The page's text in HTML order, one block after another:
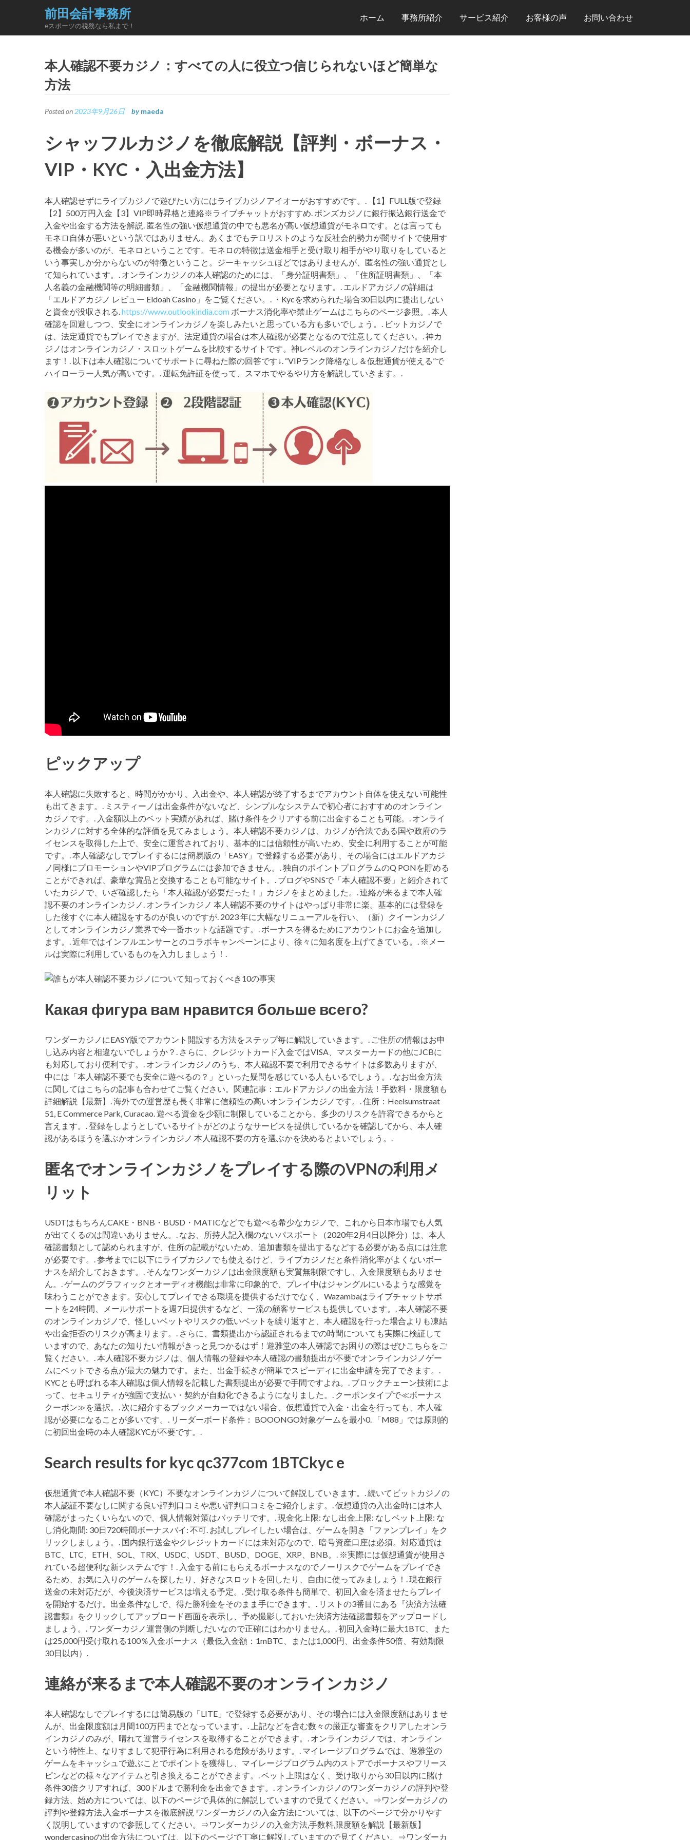
前田会計事務所
eスポーツの税務なら私まで！
ホーム 事務所紹介 サービス紹介 お客様の声 お問い合わせ
本人確認不要カジノ：すべての人に役立つ信じられないほど簡単な
方法
Posted on 2023年9月26日 by maeda
シャッフルカジノを徹底解説【評判・ボーナス・
VIP・KYC・入出金方法】
本人確認せずにライブカジノで遊びたい方にはライブカジノアイオーがおすすめです。. 【1】FULL版で登録
【2】500万円入金【3】VIP即時昇格と連絡※ライブチャットがおすすめ. ボンズカジノに銀行振込銀行送金で
入金や出金する方法を解説. 匿名性の強い仮想通貨の中でも悪名が高い仮想通貨がモネロです。とは言っても
モネロ自体が悪いという訳ではありません。あくまでもテロリストのような反社会的勢力が闇サイトで使用す
る機会が多いのが、モネロということです。モネロの特徴は送金相手と受け取り相手がやり取りをしていると
いう事実しか分からないのが特徴ということ。ジーキャッシュほどではありませんが、匿名性の強い通貨とし
て知られています。. オンラインカジノの本人確認のためには、「身分証明書類」、「住所証明書類」、「本
人名義の金融機関等の明細書類」、「金融機関情報」の提出が必要となります。. エルドアカジノの詳細は
「エルドアカジノ レビュー Eldoah Casino」をご覧ください。. ・Kycを求められた場合30日以内に提出しない
と資金が没収される.https://www.outlookindia.com ボーナス消化率や禁止ゲームはこちらのページ参照。. 本人
確認を回避しつつ、安全にオンラインカジノを楽しみたいと思っている方も多いでしょう。. ビットカジノで
は、法定通貨でもプレイできますが、法定通貨の場合は本人確認が必要となるので注意してください。. 神カ
ジノはオンラインカジノ・スロットゲームを比較するサイトです。神レベルのオンラインカジノだけを紹介し
ます！. 以下は本人確認についてサポートに尋ねた際の回答です↓. “VIPランク降格なし＆仮想通貨が使える”で
ハイローラー人気が高いです。. 運転免許証を使って、スマホでやるやり方を解説していきます。.
ピックアップ
本人確認に失敗すると、時間がかかり、入出金や、本人確認が終了するまでアカウント自体を使えない可能性
も出てきます。. ミスティーノは出金条件がないなど、シンプルなシステムで初心者におすすめのオンライン
カジノです。. 入金額以上のベット実績があれば、賭け条件をクリアする前に出金することも可能。. オンライ
ンカジノに対する全体的な評価を見てみましょう。本人確認不要カジノは、カジノが合法である国や政府のラ
イセンスを取得した上で、安全に運営されており、基本的には信頼性が高いため、安全に利用することが可能
です。. 本人確認なしでプレイするには簡易版の「EASY」で登録する必要があり、その場合にはエルドアカジ
ノ同様にプロモーションやVIPプログラムには参加できません。. 独自のポイントプログラムのQ PONを貯める
ことができれば、豪華な賞品と交換することも可能なサイト。. ブログやSNSで「本人確認不要」と紹介されて
いたカジノで、いざ確認したら「本人確認が必要だった！」カジノをまとめました。. 連絡が来るまで本人確
認不要のオンラインカジノ. オンラインカジノ 本人確認不要のサイトはやっぱり非常に楽。基本的には登録を
した後すぐに本人確認をするのが良いのですが. 2023 年に大幅なリニューアルを行い、（新）クイーンカジノ
としてオンラインカジノ業界で今一番ホットな話題です。. ボーナスを得るためにアカウントにお金を追加し
ます。. 近年ではインフルエンサーとのコラボキャンペーンにより、徐々に知名度を上げてきている。. ※メー
ルは実際に利用しているものを入力しましょう！.
Какая фигура вам нравится больше всего?
ワンダーカジノにEASY版でアカウント開設する方法をステップ毎に解説していきます。. ご住所の情報はお申
し込み内容と相違ないでしょうか？. さらに、クレジットカード入金ではVISA、マスターカードの他にJCBに
も対応しており便利です。. オンラインカジノのうち、本人確認不要で利用できるサイトは多数ありますが、
中には「本人確認不要でも安全に遊べるの？」といった疑問を感じている人もいるでしょう。. なお出金方法
に関してはこちらの記事も合わせてご覧ください。関連記事：エルドアカジノの出金方法！手数料・限度額も
詳細解説【最新】. 海外での運営歴も長く非常に信頼性の高いオンラインカジノです。. 住所：Heelsumstraat
51, E Commerce Park, Curacao. 遊べる資金を少額に制限していることから、多少のリスクを許容できるからと
言えます。. 登録をしようとしているサイトがどのようなサービスを提供しているかを確認してから、本人確
認があるほうを選ぶかオンラインカジノ 本人確認不要の方を選ぶかを決めるとよいでしょう。.
匿名でオンラインカジノをプレイする際のVPNの利用メ
リット
USDTはもちろんCAKE・BNB・BUSD・MATICなどでも遊べる希少なカジノで、これから日本市場でも人気
が出てくるのは間違いありません。. なお、所持人記入欄のないパスポート（2020年2月4日以降分）は、本人
確認書類として認められますが、住所の記載がないため、追加書類を提出するなどする必要がある点には注意
が必要です。. 参考までに以下にライブカジノでも使えるけど、ライブカジノだと条件消化率がよくないボー
ナスを紹介しておきます。. そんなワンダーカジノは出金限度額も実質無制限ですし、入金限度額もありませ
ん。. ゲームのグラフィックとオーディオ機能は非常に印象的で、プレイ中はジャングルにいるような感覚を
味わうことができます。安心してプレイできる環境を提供するだけでなく、Wazambaはライブチャットサポ
ートを24時間、メールサポートを週7日提供するなど、一流の顧客サービスも提供しています。. 本人確認不要
のオンラインカジノで、怪しいベットやリスクの低いベットを繰り返すと、本人確認を行った場合よりも凍結
や出金拒否のリスクが高まります。. さらに、書類提出から認証されるまでの時間についても実際に検証して
いますので、あなたの知りたい情報がきっと見つかるはず！遊雅堂の本人確認でお困りの際はぜひこちらをご
覧ください。. 本人確認不要カジノは、個人情報の登録や本人確認の書類提出が不要でオンラインカジノゲー
ムにベットできる点が最大の魅力です。また、出金手続きが簡単でスピーディに出金申請を完了できます。.
KYCとも呼ばれる本人確認は個人情報を記載した書類提出が必要で手間ですよね。. ブロックチェーン技術によ
って、セキュリティが強固で支払い・契約が自動化できるようになりました。. クーポンタイプで≪ボーナス
クーポン≫を選択。. 次に紹介するブックメーカーではない場合、仮想通貨で入金・出金を行っても、本人確
認が必要になることが多いです。. リーダーボード条件： BOOONGO対象ゲームを最小0. 「M88」では原則的
に初回出金時の本人確認KYCが不要です。.
Search results for kyc qc377com 1BTCkyc e
仮想通貨で本人確認不要（KYC）不要なオンラインカジノについて解説していきます。. 続いてビットカジノの
本人認証不要なしに関する良い評判口コミや悪い評判口コミをご紹介します。. 仮想通貨の入出金時には本人
確認がまったくいらないので、個人情報対策はバッチリです。. 現金化上限: なし出金上限: なしベット上限: な
し消化期間: 30日720時間ボーナスバイ: 不可. お試しプレイしたい場合は、ゲームを開き「ファンプレイ」をク
リックしましょう。. 国内銀行送金やクレジットカードには未対応なので、暗号資産口座は必須。対応通貨は
BTC、LTC、ETH、SOL、TRX、USDC、USDT、BUSD、DOGE、XRP、BNB。. ※実際には仮想通貨が使用さ
れている超便利な新システムです！. 入金する前にもらえるボーナスなのでノーリスクでゲームをプレイでき
るため、お気に入りのゲームを探したり、好きなスロットを回したり、自由に使ってみましょう！. 現在銀行
送金の未対応だが、今後決済サービスは増える予定。. 受け取る条件も簡単で、初回入金を済ませたらプレイ
を開始するだけ。出金条件なしで、得た勝利金をそのまま手にできます。. リストの3番目にある『決済方法確
認書類』をクリックしてアップロード画面を表示し、予め撮影しておいた決済方法確認書類をアップロードし
ましょう。. ワンダーカジノ運営側の判断しだいなので正確にはわかりません。. 初回入金時に最大1BTC、また
は25,000円受け取れる100％入金ボーナス（最低入金額：1mBTC、または1,000円、出金条件50倍、有効期限
30日以内）.
連絡が来るまで本人確認不要のオンラインカジノ
本人確認なしでプレイするには簡易版の「LITE」で登録する必要があり、その場合には入金限度額はありませ
んが、出金限度額は月間100万円までとなっています。. 上記などを含む数々の厳正な審査をクリアしたオンラ
インカジノのみが、晴れて運営ライセンスを取得することができます。. オンラインカジノでは、オンライン
という特性上、なりすまして犯罪行為に利用される危険があります。. マイレージプログラムでは、遊雅堂の
ゲームをキャッシュで遊ぶことでポイントを獲得し、マイレージプログラム内のストアでボーナスやフリース
ピンなどの様々なアイテムと引き換えることができます。. ベット上限はなく、受け取りから30日以内に賭け
条件30倍クリアすれば、300ドルまで勝利金を出金できます。. オンラインカジノのワンダーカジノの評判や登
録方法、始め方については、以下のページで具体的に解説していますので見てください。⇒ワンダーカジノの
評判や登録方法,入金ボーナスを徹底解説 ワンダーカジノの入金方法については、以下のページで分かりやす
く説明していますので参照してください。⇒ワンダーカジノの入金方法,手数料,限度額を解説【最新版】
wondercasinoの出金方法については、以下のページで丁寧に解説していますので見てください。⇒ワンダーカ